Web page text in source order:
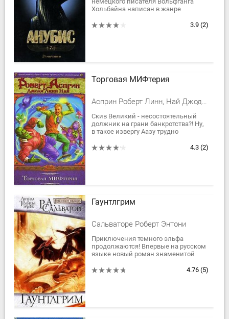
Хольбайна написан в жанре
отмечен динамичным сюжетом,3.9 (2)
Торговая МИФтерия
Асприн Роберт Линн, Най Джоди Линн
Скив Великий - несостоятельный
должник на грани банкротства?! Ну,
в такое извергу Аазу трудно
вступать в игру тяжелой артиллерии
4.3 (2)
Гаунтлгрим
Сальваторе Роберт Энтони
Приключения темного эльфа
продолжаются! Впервые на русском
языке новый роман знаменитой
- город-легенда, потерянная родина
4.76 (5)